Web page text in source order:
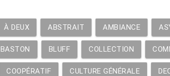
À DEUX ABSTRAIT AMBIANCE
BASTON BLUFF COLLECTION
COOPÉRATIF CULTURE GÉNÉRALE